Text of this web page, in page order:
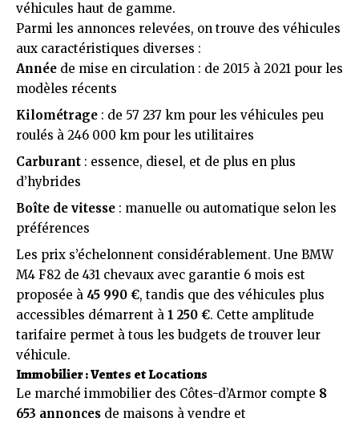
véhicules haut de gamme.
Parmi les annonces relevées, on trouve des véhicules
aux caractéristiques diverses :
Année de mise en circulation : de 2015 à 2021 pour les
modèles récents
Kilométrage : de 57 237 km pour les véhicules peu
roulés à 246 000 km pour les utilitaires
Carburant : essence, diesel, et de plus en plus
d’hybrides
Boîte de vitesse : manuelle ou automatique selon les
préférences
Les prix s’échelonnent considérablement. Une BMW
M4 F82 de 431 chevaux avec garantie 6 mois est
proposée à 45 990 €, tandis que des véhicules plus
accessibles démarrent à 1 250 €. Cette amplitude
tarifaire permet à tous les budgets de trouver leur
véhicule.
Immobilier : Ventes et Locations
Le marché immobilier des Côtes-d’Armor compte 8
653 annonces de maisons à vendre et